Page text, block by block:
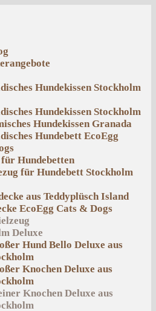
Hundekissen Stockholm
Hundekissen Stockholm
Hundekissen Granada
Hundebett EcoEgg
Hundebetten
für Hundebett Stockholm
aus Teddyplüsch Island
EcoEgg Cats & Dogs
Deluxe
Hund Bello Deluxe aus
Knochen Deluxe aus
Knochen Deluxe aus